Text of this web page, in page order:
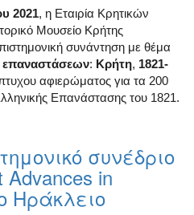
2021, η Εταιρία Κρητικών
Μουσείο Κρήτης
συνάντηση με θέμα
επαναστάσεων: Κρήτη, 1821-
αφιερώματος για τα 200
Επανάστασης του 1821.
συνέδριο
Advances in
Ηράκλειο